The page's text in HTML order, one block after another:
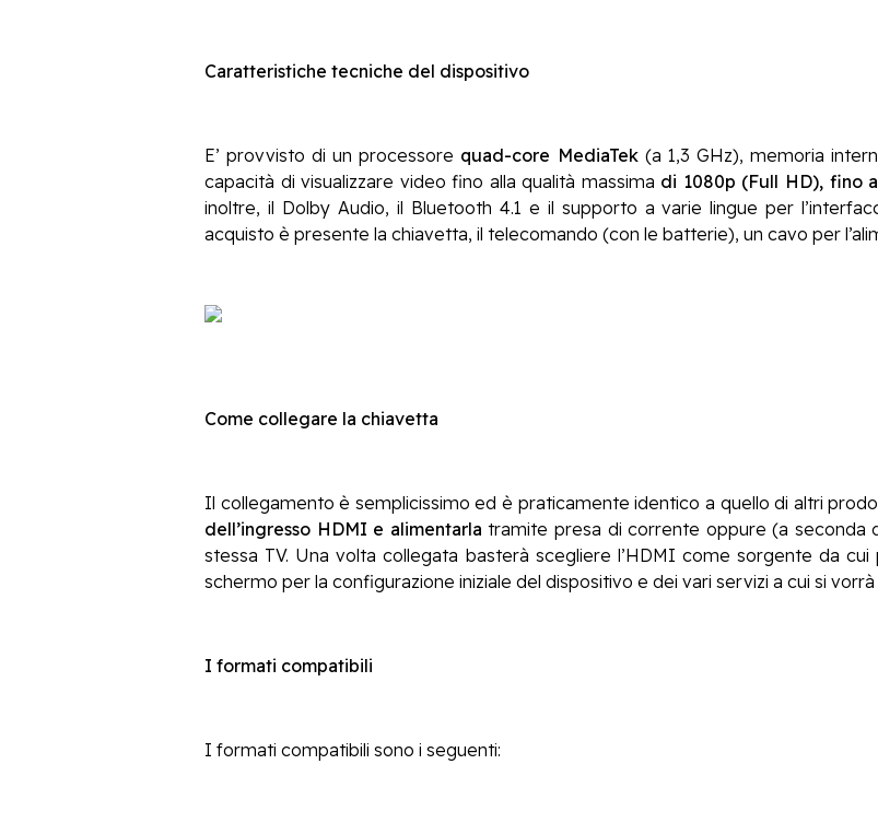
Caratteristiche tecniche del dispositivo
E’ provvisto di un processore quad-core MediaTek (a 1,3 GHz), memoria
capacità di visualizzare video fino alla qualità massima di 1080p (Full HD), fino
inoltre, il Dolby Audio, il Bluetooth 4.1 e il supporto a varie lingue per
acquisto è presente la chiavetta, il telecomando (con le batterie), un cavo per
Come collegare la chiavetta
Il collegamento è semplicissimo ed è praticamente identico a quello di altri
dell’ingresso HDMI e alimentarla tramite presa di corrente oppure (a seconda
stessa TV. Una volta collegata basterà scegliere l’HDMI come sorgente da
schermo per la configurazione iniziale del dispositivo e dei vari servizi a cui si
I formati compatibili
I formati compatibili sono i seguenti: